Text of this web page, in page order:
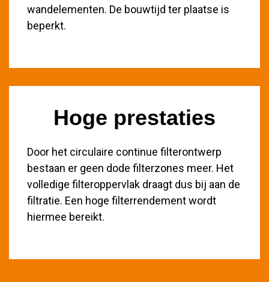
wandelementen. De bouwtijd ter plaatse is
beperkt.
Hoge prestaties
Door het circulaire continue filterontwerp
bestaan er geen dode filterzones meer. Het
volledige filteroppervlak draagt dus bij aan de
filtratie. Een hoge filterrendement wordt
hiermee bereikt.